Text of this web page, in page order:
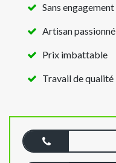
Sans engagement
Artisan passionné
Prix imbattable
Travail de qualité